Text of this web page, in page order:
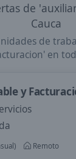
de
Cauca
de
en
y
Remoto